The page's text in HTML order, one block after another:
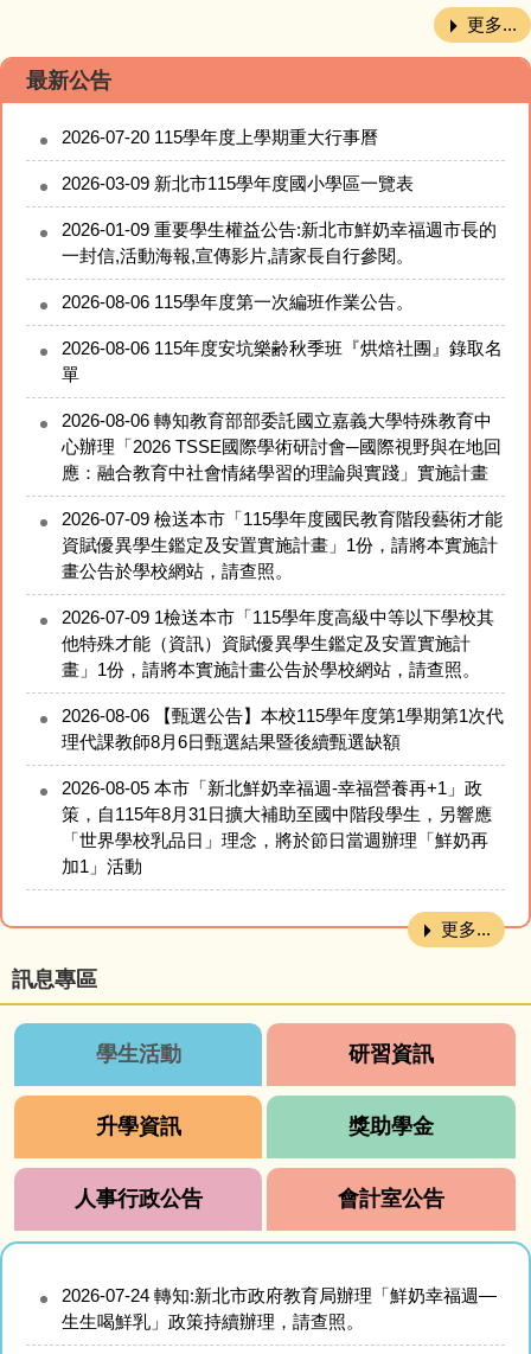
115年度安坑樂齡學習中心秋季班課程公告
115學年度上學期重大行事曆
本局延續辦理115年「Adobe Creative Cloud」軟體授權統一
採購
❤️一年級組
特優：105、106、
103、104、107、
109、110、111、112
❤️三年級組
特...
更多...
最新公告
2026-07-20 115學年度上學期重大行事曆
2026-03-09 新北市115學年度國小學區一覽表
2026-01-09 重要學生權益公告:新北市鮮奶幸福週市長的
一封信,活動海報,宣傳影片,請家長自行參閱。
2026-08-06 115學年度第一次編班作業公告。
2026-08-06 115年度安坑樂齢秋季班『烘焙社團』錄取名
單
2026-08-06 轉知教育部部委託國立嘉義大學特殊教育中
心辦理「2026 TSSE國際學術研討會─國際視野與在地回
應：融合教育中社會情緒學習的理論與實踐」實施計畫
2026-07-09 檢送本市「115學年度國民教育階段藝術才能
資賦優異學生鑑定及安置實施計畫」1份，請將本實施計
畫公告於學校網站，請查照。
2026-07-09 1檢送本市「115學年度高級中等以下學校其
他特殊才能（資訊）資賦優異學生鑑定及安置實施計
畫」1份，請將本實施計畫公告於學校網站，請查照。
2026-08-06
【甄選公告】本校115學年度第1學期第1次代
理代課教師8月6日甄選結果暨後續甄選缺額
2026-08-05 本市「新北鮮奶幸福週-幸福營養再+1」政
策，自115年8月31日擴大補助至國中階段學生，另響應
「世界學校乳品日」理念，將於節日當週辦理「鮮奶再
加1」活動
更多...
訊息專區
學生活動 研習資訊
升學資訊 獎助學金
人事行政公告 會計室公告
2026-07-24 轉知:新北市政府教育局辦理「鮮奶幸福週—
生生喝鮮乳」政策持續辦理，請查照。